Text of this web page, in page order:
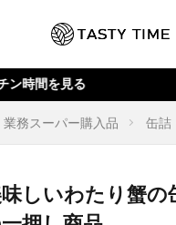
業務スーパー購入品 缶詰
しいわたり蟹の